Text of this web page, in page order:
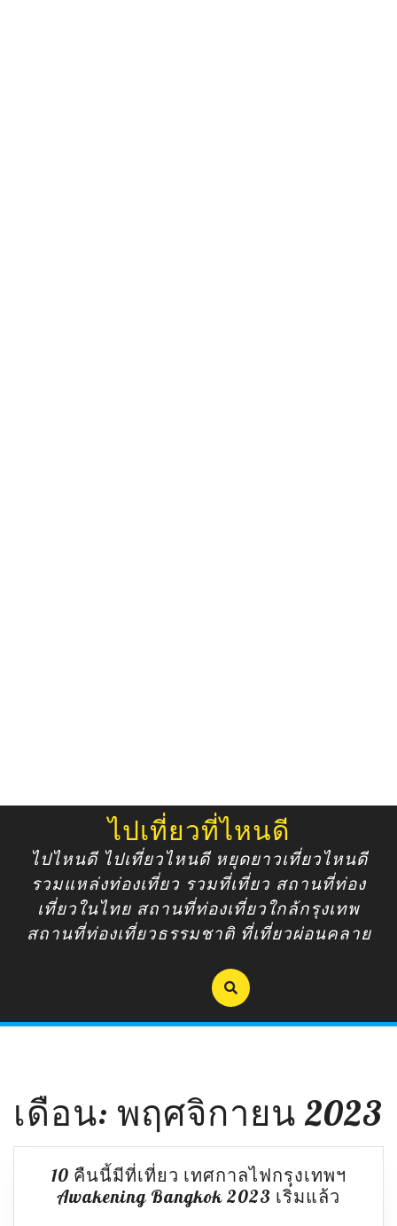
content
ไปเที่ยวที่ไหนดี
ไปไหนดี ไปเที่ยวไหนดี หยุดยาวเที่ยวไหนดี
รวมแหล่งท่องเที่ยว รวมที่เที่ยว สถานที่ท่อง
เที่ยวในไทย สถานที่ท่องเที่ยวใกล้กรุงเทพ
สถานที่ท่องเที่ยวธรรมชาติ ที่เที่ยวผ่อนคลาย
เดือน: พฤศจิกายน 2023
10 คืนนี้มีที่เที่ยว เทศกาลไฟกรุงเทพฯ
Awakening Bangkok 2023 เริ่มแล้ว